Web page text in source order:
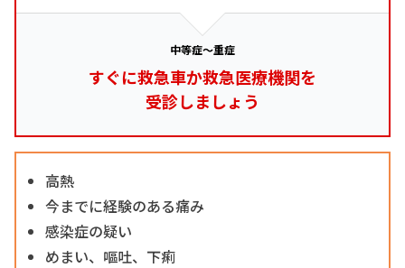
中等症～重症
すぐに救急車か救急医療機関を
受診しましょう
高熱
今までに経験のある痛み
感染症の疑い
めまい、嘔吐、下痢